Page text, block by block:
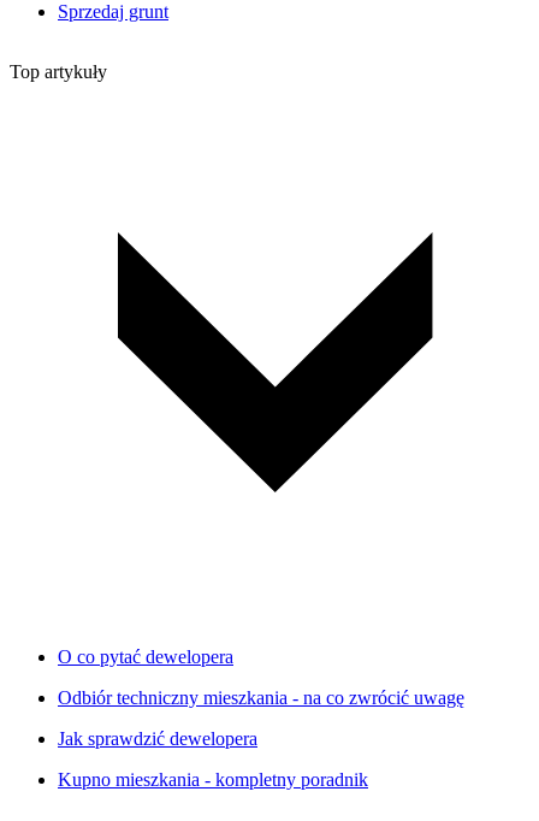
Sprzedaj grunt
Top artykuły
O co pytać dewelopera
Odbiór techniczny mieszkania - na co zwrócić uwagę
Jak sprawdzić dewelopera
Kupno mieszkania - kompletny poradnik